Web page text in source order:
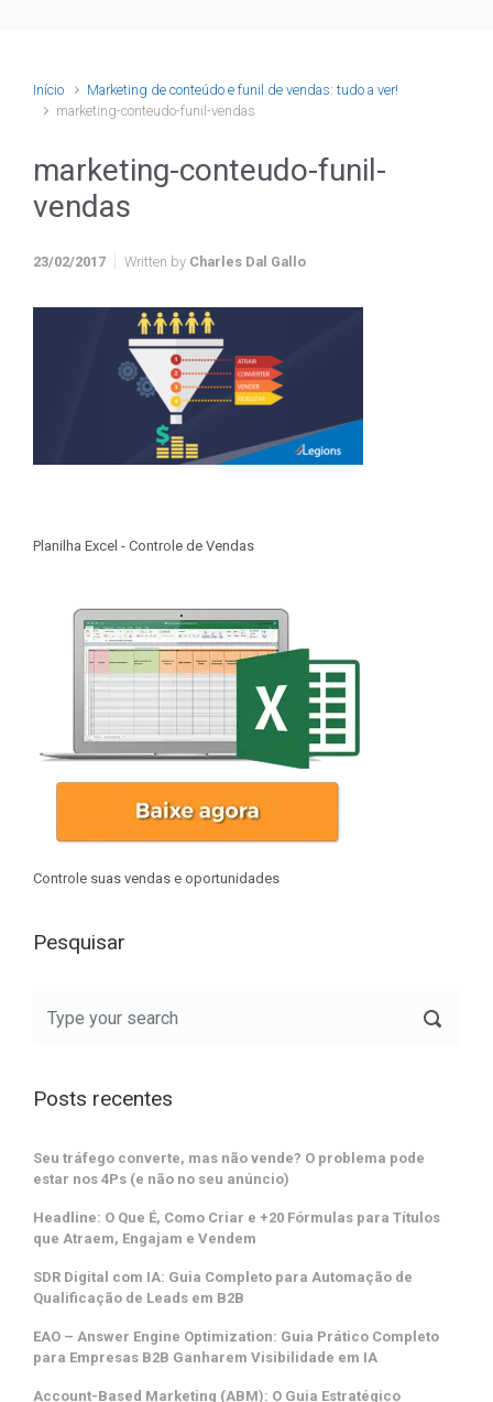
Início
Marketing de conteúdo e funil de vendas: tudo a ver!
marketing-conteudo-funil-vendas
marketing-conteudo-funil-
vendas
23/02/2017 Written by Charles Dal Gallo
Planilha Excel - Controle de Vendas
Controle suas vendas e oportunidades
Pesquisar
Posts recentes
Seu tráfego converte, mas não vende? O problema pode
estar nos 4Ps (e não no seu anúncio)
Headline: O Que É, Como Criar e +20 Fórmulas para Títulos
que Atraem, Engajam e Vendem
SDR Digital com IA: Guia Completo para Automação de
Qualificação de Leads em B2B
EAO – Answer Engine Optimization: Guia Prático Completo
para Empresas B2B Ganharem Visibilidade em IA
Account-Based Marketing (ABM): O Guia Estratégico